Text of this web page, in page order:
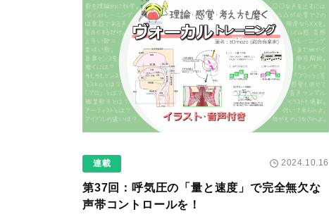
連載 2024.10.16
第37回：呼気圧の「量と速度」で完全無欠な
声帯コントロールを！